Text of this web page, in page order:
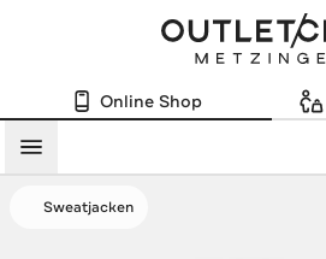
Online Shop
Menü
Sweatjacken